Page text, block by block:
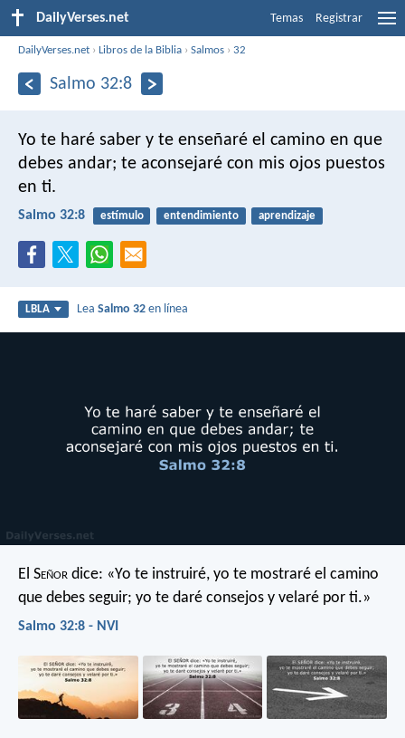
DailyVerses.net Temas Registrar
DailyVerses.net ›Libros de la Biblia ›Salmos ›32
Salmo 32:8
Yo te haré saber y te enseñaré el camino en que
debes andar; te aconsejaré con mis ojos puestos
en ti.
Salmo 32:8 estímulo entendimiento aprendizaje
LBLA LeaSalmo 32 en línea
El Señor dice: «Yo te instruiré, yo te mostraré el camino
que debes seguir; yo te daré consejos y velaré por ti.»
Salmo 32:8 - NVI